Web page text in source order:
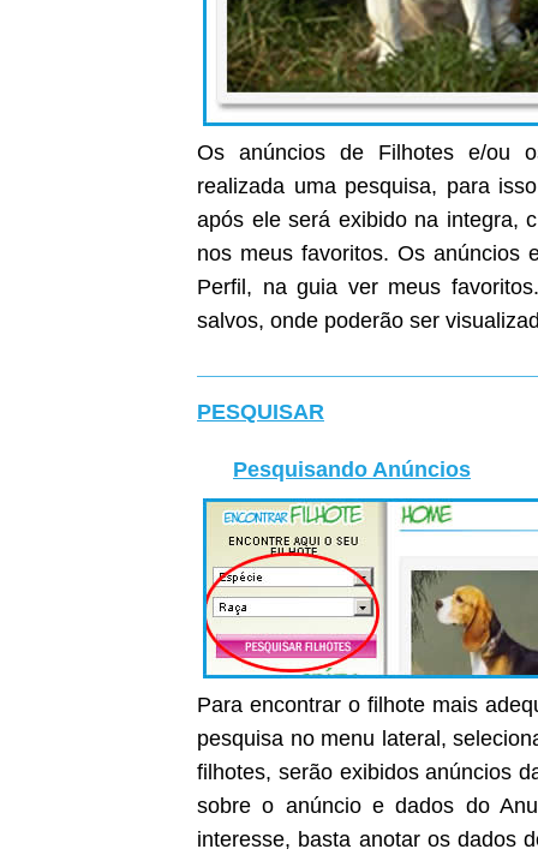
Os anúncios de Filhotes e/ou
realizada uma pesquisa, para
após ele será exibido na integra,
nos meus favoritos. Os
Perfil, na guia ver meus
salvos, onde poderão ser
PESQUISAR
Pesquisando Anúncios
Para encontrar o filhote mais
pesquisa no menu lateral,
filhotes, serão exibidos anúncios
sobre o anúncio e dados do
interesse, basta anotar os dados